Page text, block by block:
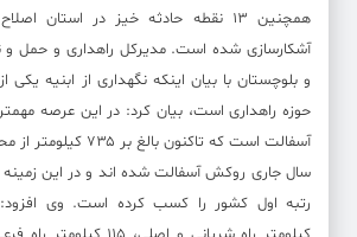
آشکارسازی شده است. مدیرکل راهداری و حمل و
و بلوچستان با بیان اینکه نگهداری از ابنیه یکی
حوزه راهداری است، بیان کرد: در این عرصه
آسفالت است که تاکنون
سال جاری روکش آسفالت شده اند و در این